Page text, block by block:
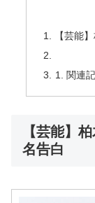
【芸能
関連
【芸能】
名告白